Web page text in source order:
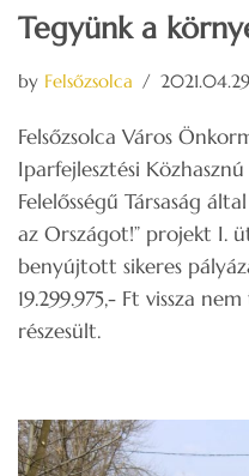
Tegyünk a
by Felsőzsolca
Felsőzsolca Város
Iparfejlesztési
Felelősségű Társaság
az Országot!” projekt I.
benyújtott sikeres
19.299.975,- Ft vissza
részesült.